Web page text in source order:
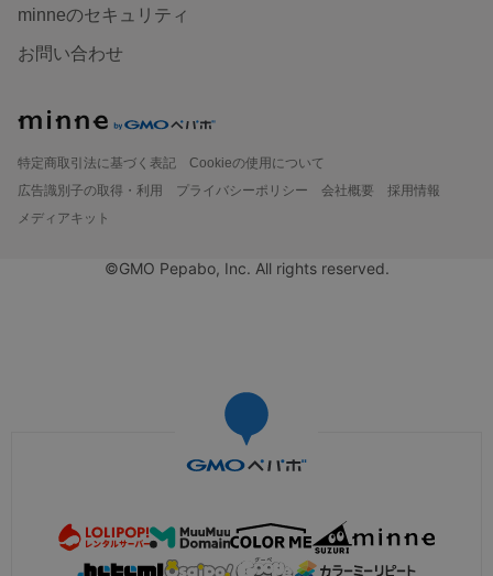
minneのセキュリティ
お問い合わせ
特定商取引法に基づく表記
Cookieの使用について
広告識別子の取得・利用
プライバシーポリシー 会社概要
採用情報
メディアキット
©GMO Pepabo, Inc. All rights reserved.